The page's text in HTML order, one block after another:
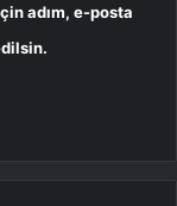
adım, e-posta